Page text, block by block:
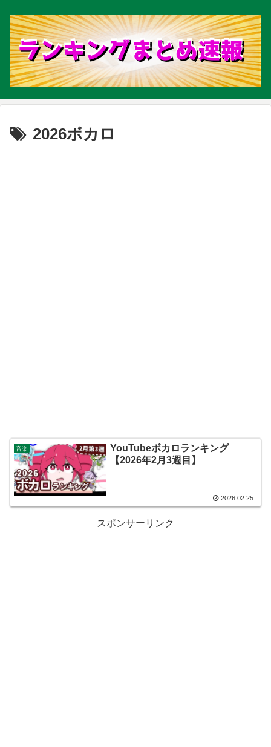
2026ボカロ
音楽
YouTubeボカロランキング
【2026年2月3週目】
2026.02.25
スポンサーリンク